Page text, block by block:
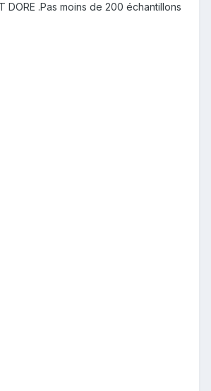
.Pas moins de 200 échantillons